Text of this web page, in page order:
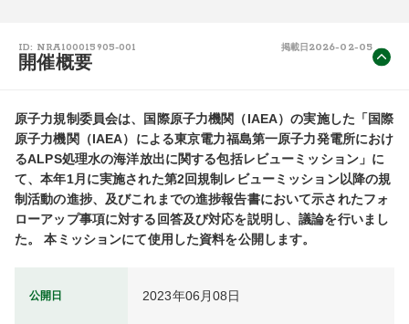
ID: NRA100015905-001 掲載日 2026-02-05
開催概要
原子力規制委員会は、国際原子力機関（IAEA）の実施した「国際
原子力機関（IAEA）による東京電力福島第一原子力発電所におけ
るALPS処理水の海洋放出に関する包括レビューミッション」に
て、本年1月に実施された第2回規制レビューミッション以降の規
制活動の進捗、及びこれまでの進捗報告書において示されたフォ
ローアップ事項に対する回答及び対応を説明し、議論を行いまし
た。 本ミッションにて使用した資料を公開します。
公開日 2023年06月08日